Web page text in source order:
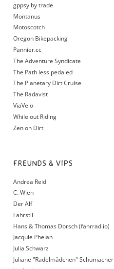
gppsy by trade
Montanus
Motoscotch
Oregon Bikepacking
Pannier.cc
The Adventure Syndicate
The Path less pedaled
The Planetary Dirt Cruise
The Radavist
ViaVelo
While out Riding
Zen on Dirt
FREUNDS & VIPS
Andrea Reidl
C. Wien
Der Alf
Fahrstil
Hans & Thomas Dorsch (fahrrad.io)
Jacquie Phelan
Julia Schwarz
Juliane "Radelmädchen" Schumacher